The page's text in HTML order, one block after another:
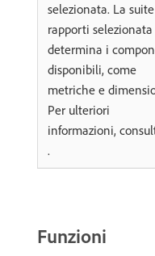
selezionata. La
rapporti selezionata
determina i
disponibili, come
metriche e
Per ulteriori
informazioni,
.
Funzioni